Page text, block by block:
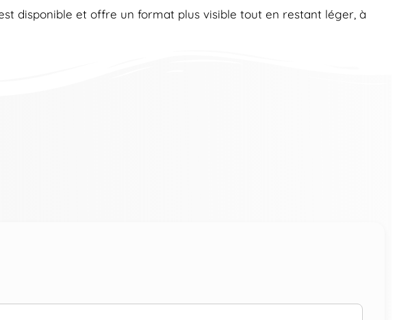
disponible et offre un format plus visible tout en restant léger, à